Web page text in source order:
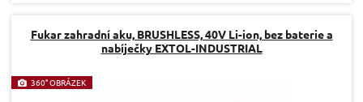
Fukar zahradní aku, BRUSHLESS, 40V Li-ion, bez baterie a
nabíječky EXTOL-INDUSTRIAL
360° OBRÁZEK